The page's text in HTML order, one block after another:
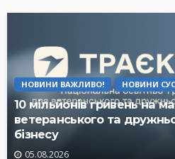
НОВИНИ ВАЖЛИВО! НОВИНИ
10 мільйонів гривень на
ветеранського та
бізнесу
05.08.2026